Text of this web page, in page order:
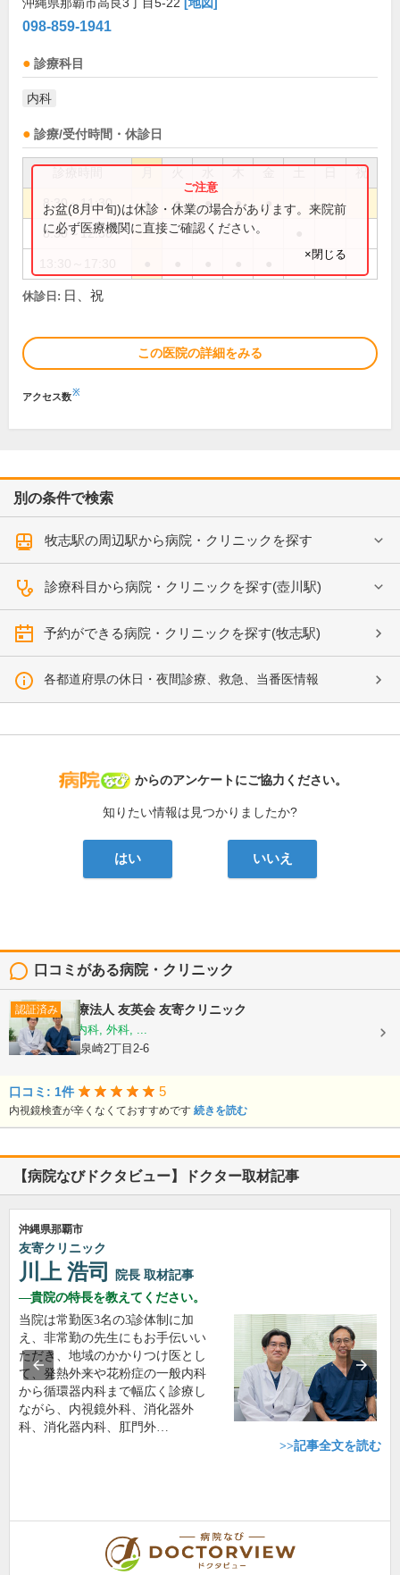
098-859-1941
診療科目
内科
診療/受付時間・休診日
祝
8:30～11:30 ● ● ● ● ●
8:30～12:30
お盆(8月中旬)は休診・休業の場合があります。来院前
に必ず医療機関に直接ご確認ください。
×閉じる
休診日: 日、祝
この医院の詳細をみる
アクセス数※
別の条件で検索
牧志駅の周辺駅から病院・クリニックを探す
診療科目から病院・クリニックを探す(壺川駅)
予約ができる病院・クリニックを探す(牧志駅)
各都道府県の休日・夜間診療、救急、当番医情報
病院なび
からのアンケートにご協力ください。
知りたい情報は見つかりましたか?
はい いいえ
口コミがある病院・クリニック
認証済み 医療法人 友英会 友寄クリニック
内科, 消化器内科, 外科, ...
沖縄県那覇市泉崎2丁目2-6
口コミ: 1件 5
内視鏡検査が辛くなくておすすめです 続きを読む
【病院なびドクタビュー】ドクター取材記事
沖縄県那覇市
友寄クリニック
川上 浩司 院長 取材記事
貴院の特長を教えてください。
当院は常勤医3名の3診体制に加
え、非常勤の先生にもお手伝いい
ただき、地域のかかりつけ医とし
て、発熱外来や花粉症の一般内科
から循環器内科まで幅広く診療し
ながら、内視鏡外科、消化器外
科、消化器内科、肛門外…
>>記事全文を読む